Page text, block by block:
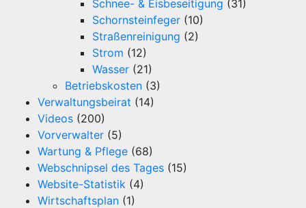
Schnee- & Eisbeseitigung (31)
Schornsteinfeger (10)
Straßenreinigung (2)
Strom (12)
Wasser (21)
Betriebskosten (3)
Verwaltungsbeirat (14)
Videos (200)
Vorverwalter (5)
Wartung & Pflege (68)
Webschnipsel des Tages (15)
Website-Statistik (4)
Wirtschaftsplan (1)